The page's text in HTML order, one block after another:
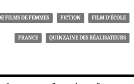
FILMS DE FEMMES FICTION FILM D'ÉCOLE
FRANCE QUINZAINE DES RÉALISATEURS